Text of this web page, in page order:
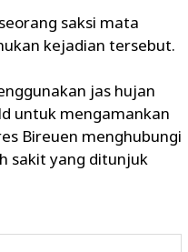
saksi mata
kejadian tersebut.
jas hujan
untuk mengamankan
Bireuen menghubungi
sakit yang ditunjuk